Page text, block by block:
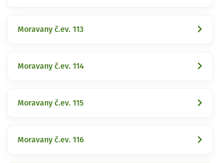
Moravany č.ev. 113
Moravany č.ev. 114
Moravany č.ev. 115
Moravany č.ev. 116